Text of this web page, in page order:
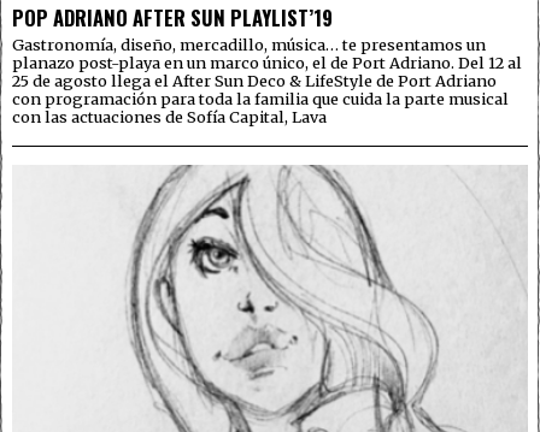
POP ADRIANO AFTER SUN PLAYLIST’19
Gastronomía, diseño, mercadillo, música… te presentamos un
planazo post-playa en un marco único, el de Port Adriano. Del 12 al
25 de agosto llega el After Sun Deco & LifeStyle de Port Adriano
con programación para toda la familia que cuida la parte musical
con las actuaciones de Sofía Capital, Lava